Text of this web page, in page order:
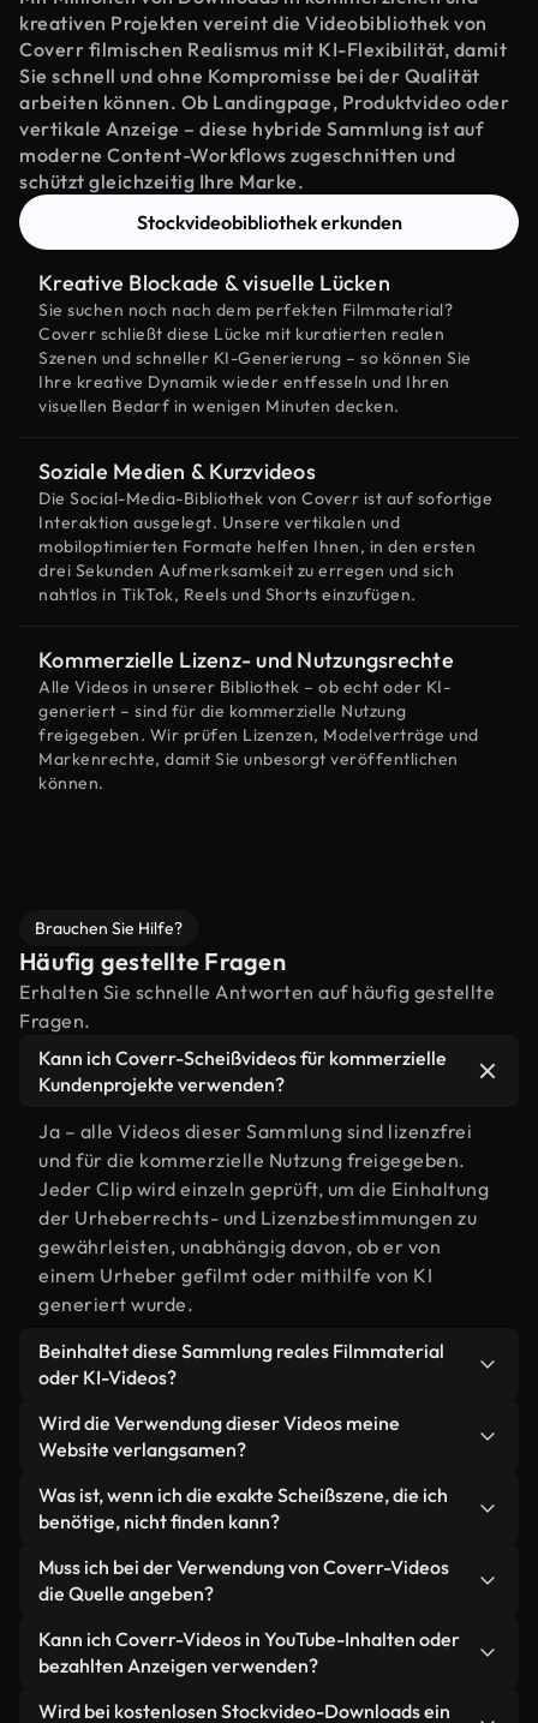
kreativen Projekten vereint die Videobibliothek von
Coverr filmischen Realismus mit KI-Flexibilität, damit
Sie schnell und ohne Kompromisse bei der Qualität
arbeiten können. Ob Landingpage, Produktvideo oder
vertikale Anzeige – diese hybride Sammlung ist auf
moderne Content-Workflows zugeschnitten und
schützt gleichzeitig Ihre Marke.
Stockvideobibliothek erkunden
Kreative Blockade & visuelle Lücken
Sie suchen noch nach dem perfekten Filmmaterial?
Coverr schließt diese Lücke mit kuratierten realen
Szenen und schneller KI-Generierung – so können Sie
Ihre kreative Dynamik wieder entfesseln und Ihren
visuellen Bedarf in wenigen Minuten decken.
Soziale Medien & Kurzvideos
Die Social-Media-Bibliothek von Coverr ist auf sofortige
Interaktion ausgelegt. Unsere vertikalen und
mobiloptimierten Formate helfen Ihnen, in den ersten
drei Sekunden Aufmerksamkeit zu erregen und sich
nahtlos in TikTok, Reels und Shorts einzufügen.
Kommerzielle Lizenz- und Nutzungsrechte
Alle Videos in unserer Bibliothek – ob echt oder KI-
generiert – sind für die kommerzielle Nutzung
freigegeben. Wir prüfen Lizenzen, Modelverträge und
Markenrechte, damit Sie unbesorgt veröffentlichen
können.
Brauchen Sie Hilfe?
Häufig gestellte Fragen
Erhalten Sie schnelle Antworten auf häufig gestellte
Fragen.
Kann ich Coverr-Scheißvideos für kommerzielle
Kundenprojekte verwenden?
Ja – alle Videos dieser Sammlung sind lizenzfrei
und für die kommerzielle Nutzung freigegeben.
Jeder Clip wird einzeln geprüft, um die Einhaltung
der Urheberrechts- und Lizenzbestimmungen zu
gewährleisten, unabhängig davon, ob er von
einem Urheber gefilmt oder mithilfe von KI
generiert wurde.
Beinhaltet diese Sammlung reales Filmmaterial
oder KI-Videos?
Beides. Es handelt sich um eine Hybridbibliothek
aus realen, von Menschen aufgenommenen
generierten Videos. Jedes Video ist eindeutig
beschriftet, sodass Sie immer wissen, was Sie
verwenden.
Wird die Verwendung dieser Videos meine
Website verlangsamen?
Nicht, wenn Sie unsere optimierten Versionen
wählen. Wir bieten schlanke, webfähige Formate,
wurden – so bleibt die Qualität hoch, während
gleichzeitig die Ladezeiten minimiert und
Kennzahlen wie LCP verbessert werden.
Was ist, wenn ich die exakte Scheißszene, die ich
benötige, nicht finden kann?
Mit Coverr AI Studio erstellen Sie im
Handumdrehen ein solches Video. Beschreiben Sie
Sonnenuntergang" – und das Studio generiert
innerhalb von Sekunden ein individuelles Video für
Sie, das unseren Lizenzbestimmungen entspricht.
Muss ich bei der Verwendung von Coverr-Videos
die Quelle angeben?
Eine Namensnennung ist nicht erforderlich. Alle
Videos in unserer Stockbibliothek sind lizenzfrei
verwendet werden – wir freuen uns aber immer
Kann ich Coverr-Videos in YouTube-Inhalten oder
bezahlten Anzeigen verwenden?
Ja. Sämtliches Stockmaterial von Coverr darf in
Wird bei kostenlosen Stockvideo-Downloads ein